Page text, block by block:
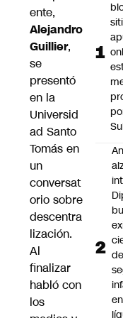
ente,
Alejandro
Guillier,
se
presentó
en la
Universid
ad Santo
Tomás en
un
conversat
orio sobre
descentra
lización.
Al
finalizar
habló con
los
de
en